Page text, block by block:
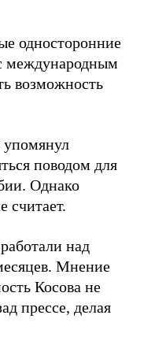
односторонние
международным
возможность
упомянул
поводом для
Однако
считает.
над
Мнение
Косова не
прессе, делая